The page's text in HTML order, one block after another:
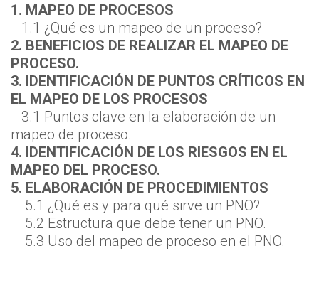
1. MAPEO DE PROCESOS
1.1 ¿Qué es un mapeo de un proceso?
2. BENEFICIOS DE REALIZAR EL MAPEO DE
PROCESO.
3. IDENTIFICACIÓN DE PUNTOS CRÍTICOS EN
EL MAPEO DE LOS PROCESOS
3.1 Puntos clave en la elaboración de un
mapeo de proceso.
4. IDENTIFICACIÓN DE LOS RIESGOS EN EL
MAPEO DEL PROCESO.
5. ELABORACIÓN DE PROCEDIMIENTOS
5.1 ¿Qué es y para qué sirve un PNO?
5.2 Estructura que debe tener un PNO.
5.3 Uso del mapeo de proceso en el PNO.